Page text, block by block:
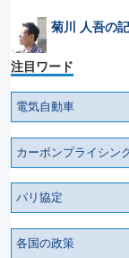
菊川 人吾の
注目ワード
電気自動車
カーボンプライシン
パリ協定
各国の政策